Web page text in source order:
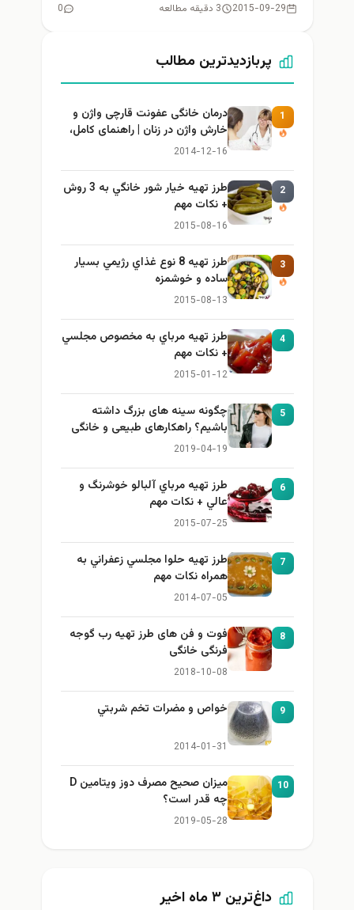
2015-09-29 3 دقیقه مطالعه 0
پربازدیدترین مطالب
1
درمان خانگی عفونت قارچی واژن و
خارش واژن در زنان | راهنمای کامل،
ایمن و کاربردی
2014-12-16
2
طرز تهيه خیار شور خانگي به 3 روش
+ نكات مهم
2015-08-16
3
طرز تهيه 8 نوع غذاي رژيمي بسيار
ساده و خوشمزه
2015-08-13
4
طرز تهيه مرباي به مخصوص مجلسي
+ نكات مهم
2015-01-12
5
چگونه سینه های بزرگ داشته
باشیم؟ راهکارهای طبیعی و خانگی
برای بزرگ کردن سینه
2019-04-19
6
طرز تهيه مرباي آلبالو خوشرنگ و
عالي + نكات مهم
2015-07-25
7
طرز تهيه حلوا مجلسي زعفراني به
همراه نكات مهم
2014-07-05
8
فوت و فن های طرز تهیه رب گوجه
فرنگی خانگی
2018-10-08
9 خواص و مضرات تخم شربتي
2014-01-31
10
میزان صحیح مصرف دوز ویتامین D
چه قدر است؟
2019-05-28
داغ‌ترین ۳ ماه اخیر